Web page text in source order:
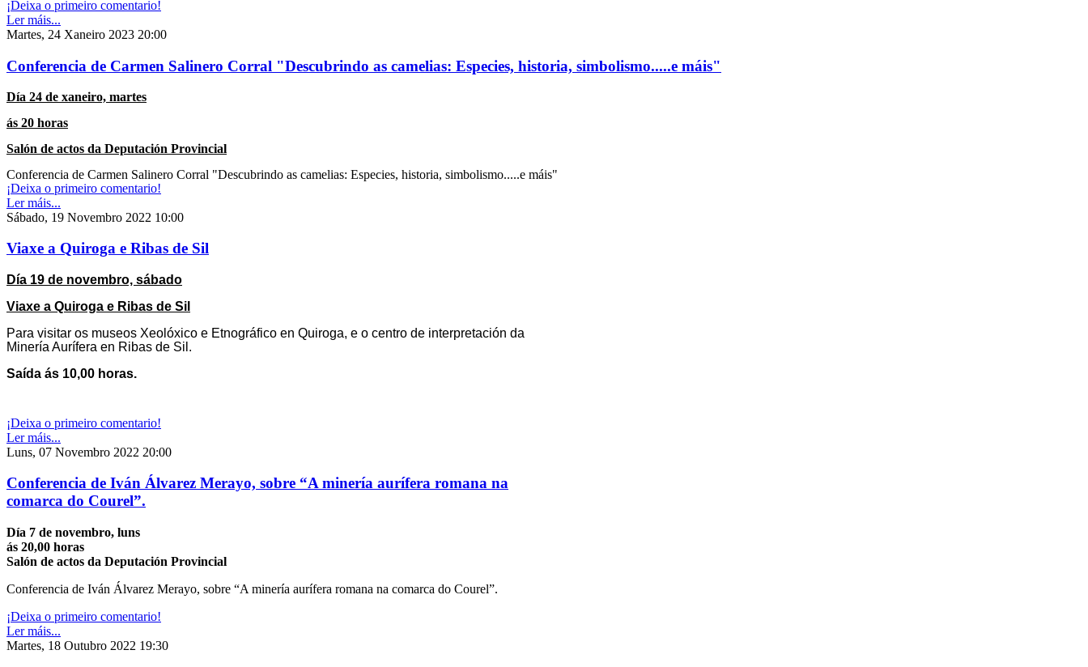
¡Deixa o primeiro comentario!
Ler máis...
Martes, 24 Xaneiro 2023 20:00
Conferencia de Carmen Salinero Corral "Descubrindo as camelias: Especies, historia, simbolismo.....e máis"
Día 24 de xaneiro, martes
ás 20 horas
Salón de actos da Deputación Provincial
Conferencia de Carmen Salinero Corral "Descubrindo as camelias: Especies, historia, simbolismo.....e máis"
¡Deixa o primeiro comentario!
Ler máis...
Sábado, 19 Novembro 2022 10:00
Viaxe a Quiroga e Ribas de Sil
Día 19 de novembro, sábado
Viaxe a Quiroga e Ribas de Sil
Para visitar os museos Xeolóxico e Etnográfico en Quiroga, e o centro de interpretación da
Minería Aurífera en Ribas de Sil.
Saída ás 10,00 horas.
¡Deixa o primeiro comentario!
Ler máis...
Luns, 07 Novembro 2022 20:00
Conferencia de Iván Álvarez Merayo, sobre “A minería aurífera romana na
comarca do Courel”.
Día 7 de novembro, luns
ás 20,00 horas
Salón de actos da Deputación Provincial
Conferencia de Iván Álvarez Merayo, sobre “A minería aurífera romana na comarca do Courel”.
¡Deixa o primeiro comentario!
Ler máis...
Martes, 18 Outubro 2022 19:30